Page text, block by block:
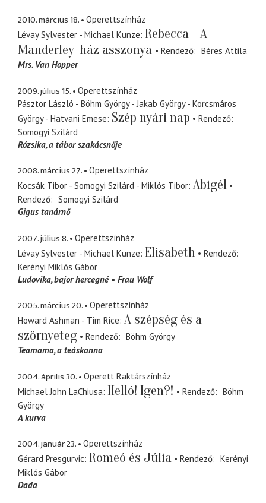
2010. március 18.
Operettszínház
Lévay Sylvester - Michael Kunze Rebecca - A
Manderley-ház asszonya
Rendező
Béres Attila
Mrs. Van Hopper
2009. július 15.
Operettszínház
Pásztor László - Böhm György - Jakab György - Korcsmáros
György - Hatvani Emese Szép nyári nap
Rendező
Somogyi Szilárd
Rózsika a tábor szakácsnője
2008. március 27.
Operettszínház
Kocsák Tibor - Somogyi Szilárd - Miklós Tibor Abigél
Rendező
Somogyi Szilárd
Gigus tanárnő
2007. július 8.
Operettszínház
Lévay Sylvester - Michael Kunze Elisabeth
Rendező
Kerényi Miklós Gábor
Ludovika bajor hercegné Frau Wolf
2005. március 20.
Operettszínház
Howard Ashman - Tim Rice A szépség és a
szörnyeteg
Rendező
Böhm György
Teamama a teáskanna
2004. április 30.
Operett Raktárszínház
Michael John LaChiusa Helló! Igen?! Rendező
Böhm
György
A kurva
2004. január 23.
Operettszínház
Gérard Presgurvic Romeó és Júlia Rendező
Kerényi
Miklós Gábor
Dada